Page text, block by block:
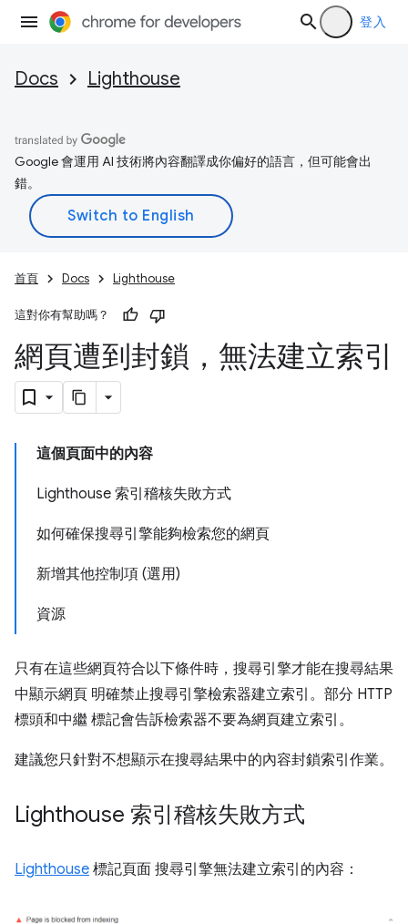
登入
Docs Lighthouse
Google 會運用 AI 技術將內容翻譯成你偏好的語言，但可能會出
錯。
首頁 Docs Lighthouse
這對你有幫助嗎？
網頁遭到封鎖，無法建立索引
這個頁面中的內容
Lighthouse 索引稽核失敗方式
如何確保搜尋引擎能夠檢索您的網頁
新增其他控制項 (選用)
資源
只有在這些網頁符合以下條件時，搜尋引擎才能在搜尋結果
中顯示網頁 明確禁止搜尋引擎檢索器建立索引。部分 HTTP
標頭和中繼 標記會告訴檢索器不要為網頁建立索引。
建議您只針對不想顯示在搜尋結果中的內容封鎖索引作業。
Lighthouse 索引稽核失敗方式
Lighthouse 標記頁面 搜尋引擎無法建立索引的內容：